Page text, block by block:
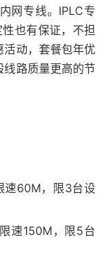
网专线。IPLC专
也有保证，不担
活动，套餐包年优
线路质量更高的节
速60M，限3台设
速150M，限5台